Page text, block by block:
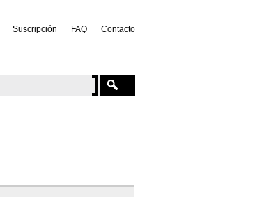
Suscripción FAQ Contacto